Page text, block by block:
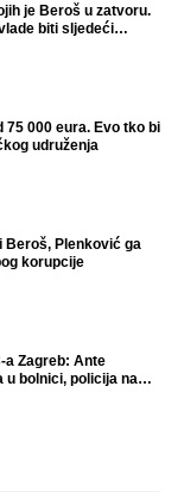
je Beroš u zatvoru.
biti sljedeći
000 eura. Evo tko bi
udruženja
Plenković ga
korupcije
a Zagreb: Ante
u bolnici, policija na